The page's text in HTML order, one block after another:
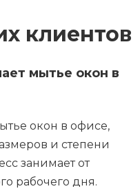
клиентов
мытье окон в
окон в офисе,
и степени
занимает от
рабочего дня.